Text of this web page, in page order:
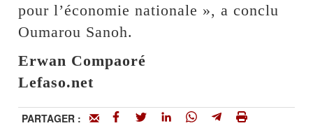
pour l’économie nationale », a conclu
Oumarou Sanoh.
Erwan Compaoré
Lefaso.net
PARTAGER :